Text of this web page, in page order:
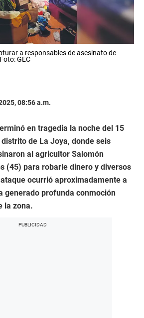
a responsables de asesinato de
GEC
08:56 a.m.
en tragedia la noche del 15
de La Joya, donde seis
al agricultor Salomón
(45) para robarle dinero y diversos
ocurrió aproximadamente a
generado profunda conmoción
la zona.